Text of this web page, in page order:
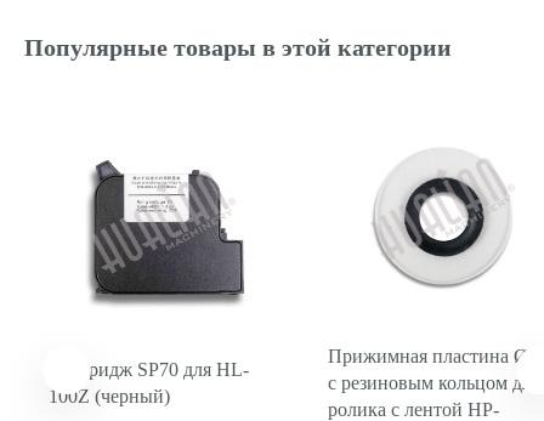
Популярные товары в этой категории
Картридж SP70 для HL-
100Z (черный)
Прижимная пластина
с резиновым кольцом для
ролика с лентой HP-